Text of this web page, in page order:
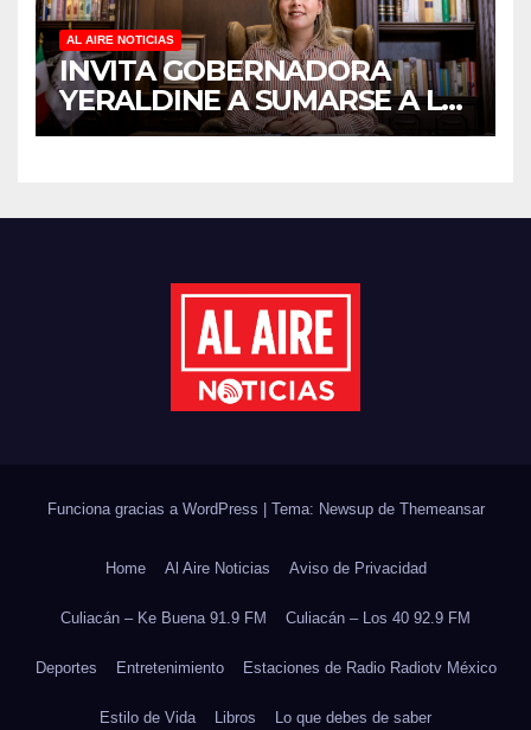
AL AIRE NOTICIAS
INVITA GOBERNADORA
YERALDINE A SUMARSE A LA
JORNADA NACIONAL DE
DE ÁRBOLES
Funciona gracias a WordPress Tema: Newsup de Themeansar
Home Al Aire Noticias Aviso de Privacidad
Culiacán – Ke Buena 91.9 FM Culiacán – Los 40 92.9 FM
Deportes Entretenimiento Estaciones de Radio Radiotv México
Estilo de Vida Libros Lo que debes de saber